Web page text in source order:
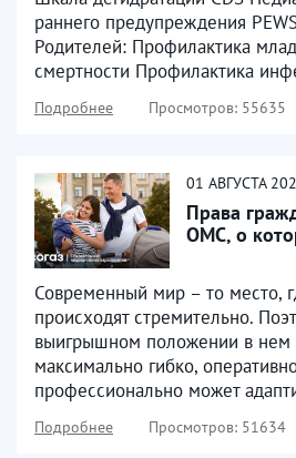
раннего предупреждения
Родителей: Профилактика
смертности Профилактика
Подробнее Просмотров: 55635
01 АВГУСТА
Права
ОМС, о
Современный мир – то место,
происходят стремительно.
выигрышном положении в нем
максимально гибко,
профессионально может
Подробнее Просмотров: 51634